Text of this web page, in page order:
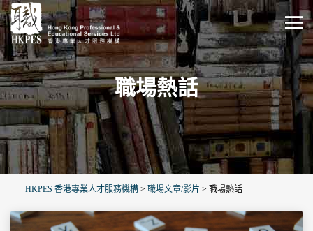
職場熱話
HKPES 香港專業人才服務機構 > 職場文章/影片 > 職場熱話